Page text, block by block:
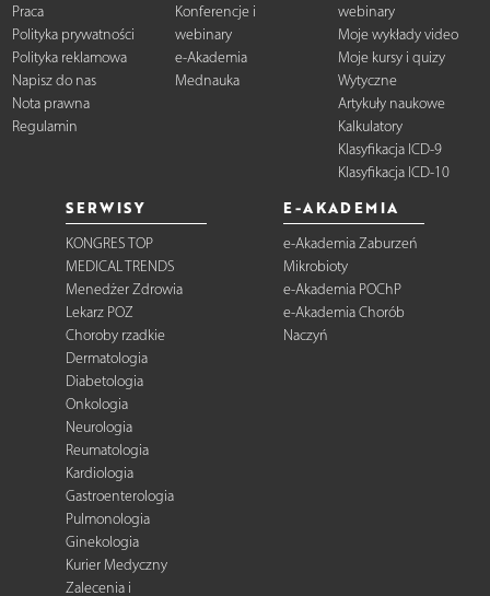
Praca
Polityka prywatności
Polityka reklamowa
Napisz do nas
Nota prawna
Regulamin
Konferencje i
webinary
e-Akademia
Mednauka
webinary
Moje wykłady video
Moje kursy i quizy
Wytyczne
Artykuły naukowe
Kalkulatory
Klasyfikacja ICD-9
Klasyfikacja ICD-10
SERWISY
KONGRES TOP
MEDICAL TRENDS
Menedżer Zdrowia
Lekarz POZ
Choroby rzadkie
Dermatologia
Diabetologia
Onkologia
Neurologia
Reumatologia
Kardiologia
Gastroenterologia
Pulmonologia
Ginekologia
Kurier Medyczny
Zalecenia i
E-AKADEMIA
e-Akademia Zaburzeń
Mikrobioty
e-Akademia POChP
e-Akademia Chorób
Naczyń